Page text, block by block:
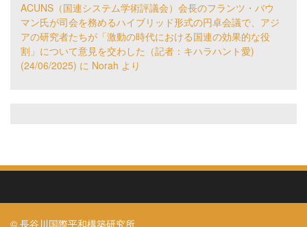
ACUNS（国連システム学術評議会）会長のフランツ・バウ
マン氏が司会を務めるハイブリッド形式の円卓会議で、アジ
アの研究者たちが「激動の時代における国連の効果的な役
割」について意見を交わした（記者：キハラハント愛)
(24/06/2025) に Norah より
© 長谷川国際平和構築研究所